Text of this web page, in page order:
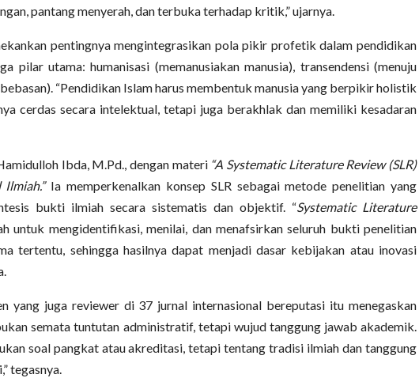
pantang menyerah, dan terbuka terhadap kritik,” ujarnya.
pentingnya mengintegrasikan pola pikir profetik dalam pendidikan
pilar utama: humanisasi (memanusiakan manusia), transendensi (menuju
“Pendidikan Islam harus membentuk manusia yang berpikir holistik
cerdas secara intelektual, tetapi juga berakhlak dan memiliki kesadaran
Ibda, M.Pd., dengan materi “A Systematic Literature Review (SLR)
Ia memperkenalkan konsep SLR sebagai metode penelitian yang
bukti ilmiah secara sistematis dan objektif. “Systematic Literature
untuk mengidentifikasi, menilai, dan menafsirkan seluruh bukti penelitian
tertentu, sehingga hasilnya dapat menjadi dasar kebijakan atau inovasi
yang juga reviewer di 37 jurnal internasional bereputasi itu menegaskan
semata tuntutan administratif, tetapi wujud tanggung jawab akademik.
soal pangkat atau akreditasi, tetapi tentang tradisi ilmiah dan tanggung
tegasnya.